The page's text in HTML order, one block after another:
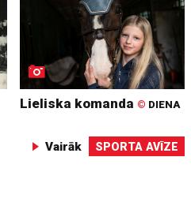
Lieliska komanda © DIENA
Vairāk SPORTA AVĪZE